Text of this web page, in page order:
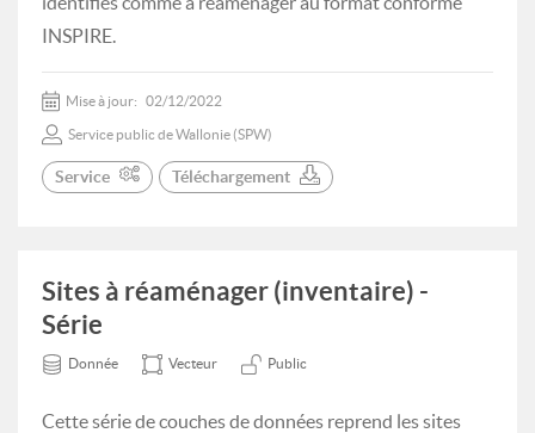
INSPIRE.
Mise à jour: 02/12/2022
Service public de Wallonie (SPW)
Service Téléchargement
Sites à réaménager (inventaire) -
Série
Donnée Vecteur Public
Cette série de couches de données reprend les sites